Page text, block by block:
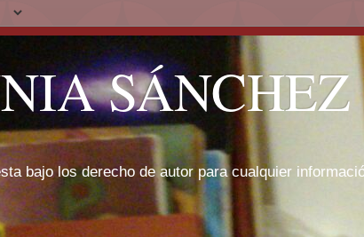
bajo los derecho de autor para cualquier